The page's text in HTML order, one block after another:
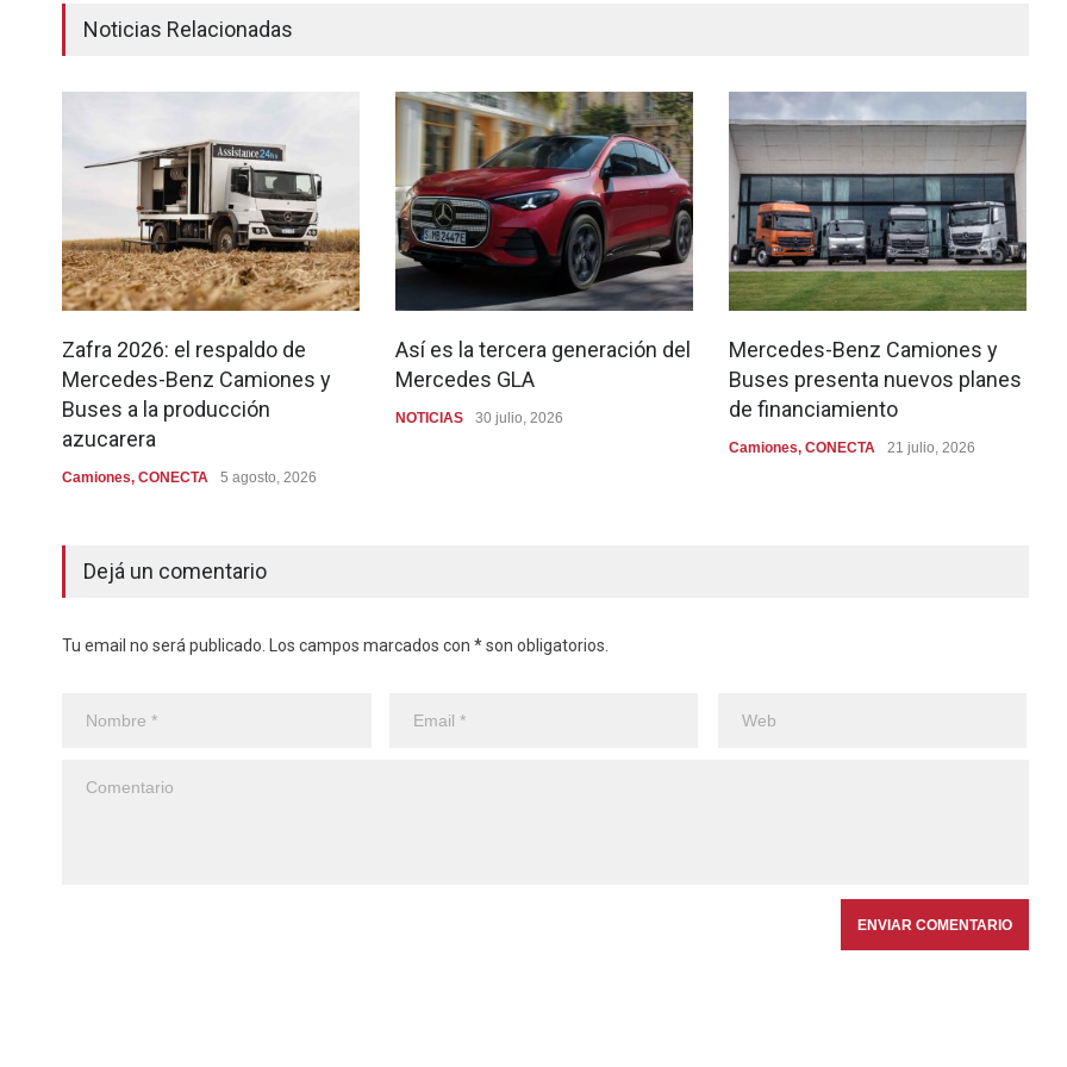
Noticias Relacionadas
Zafra 2026: el respaldo de
Mercedes-Benz Camiones y
Buses a la producción
azucarera
Camiones, CONECTA 5 agosto, 2026
Así es la tercera generación del
Mercedes GLA
NOTICIAS 30 julio, 2026
Mercedes-Benz Camiones y
Buses presenta nuevos planes
de financiamiento
Camiones, CONECTA 21 julio, 2026
Dejá un comentario
Tu email no será publicado. Los campos marcados con * son obligatorios.